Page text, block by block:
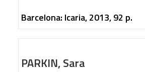
Barcelona: Icaria, 2013, 92 p.
PARKIN, Sara